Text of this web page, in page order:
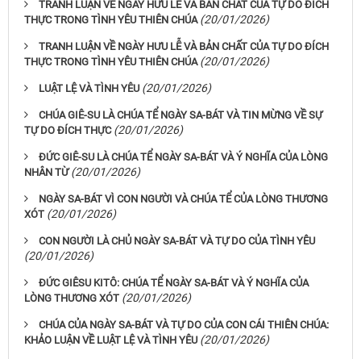
TRANH LUẬN VỀ NGÀY HƯU LỄ VÀ BẢN CHẤT CỦA TỰ DO ĐÍCH
THỰC TRONG TÌNH YÊU THIÊN CHÚA (20/01/2026)
TRANH LUẬN VỀ NGÀY HƯU LỄ VÀ BẢN CHẤT CỦA TỰ DO ĐÍCH
THỰC TRONG TÌNH YÊU THIÊN CHÚA (20/01/2026)
LUẬT LỆ VÀ TÌNH YÊU (20/01/2026)
CHÚA GIÊ-SU LÀ CHÚA TỂ NGÀY SA-BÁT VÀ TIN MỪNG VỀ SỰ
TỰ DO ĐÍCH THỰC (20/01/2026)
ĐỨC GIÊ-SU LÀ CHÚA TỂ NGÀY SA-BÁT VÀ Ý NGHĨA CỦA LÒNG
NHÂN TỪ (20/01/2026)
NGÀY SA-BÁT VÌ CON NGƯỜI VÀ CHÚA TỂ CỦA LÒNG THƯƠNG
XÓT (20/01/2026)
CON NGƯỜI LÀ CHỦ NGÀY SA-BÁT VÀ TỰ DO CỦA TÌNH YÊU
(20/01/2026)
ĐỨC GIÊSU KITÔ: CHÚA TỂ NGÀY SA-BÁT VÀ Ý NGHĨA CỦA
LÒNG THƯƠNG XÓT (20/01/2026)
CHÚA CỦA NGÀY SA-BÁT VÀ TỰ DO CỦA CON CÁI THIÊN CHÚA:
KHẢO LUẬN VỀ LUẬT LỆ VÀ TÌNH YÊU (20/01/2026)